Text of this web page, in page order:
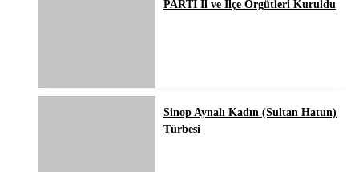
PARTİ İl ve İlçe Örgütleri Kuruldu
Sinop Aynalı Kadın (Sultan Hatun)
Türbesi